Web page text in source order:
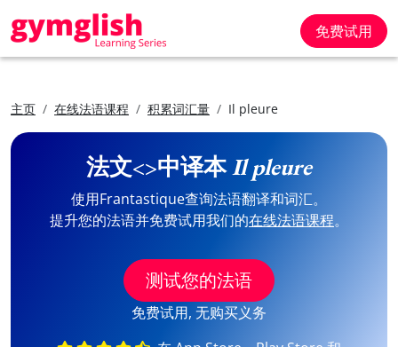
免费试用
主页 在线法语课程 积累词汇量 Il pleure
法文<>中译本Il pleure
使用Frantastique查询法语翻译和词汇。
提升您的法语并免费试用我们的在线法语课程。
测试您的法语
免费试用, 无购买义务